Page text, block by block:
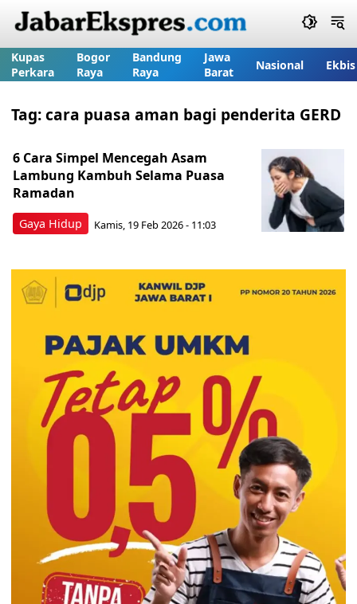
Kupas
Perkara
Bogor
Raya
Bandung
Raya
Jawa
Barat
Nasional Ekbis
Tag:cara puasa aman bagi penderita GERD
Gaya Hidup
6 Cara Simpel Mencegah Asam
Lambung Kambuh Selama Puasa
Ramadan
Kamis, 19 Feb 2026 - 11:03